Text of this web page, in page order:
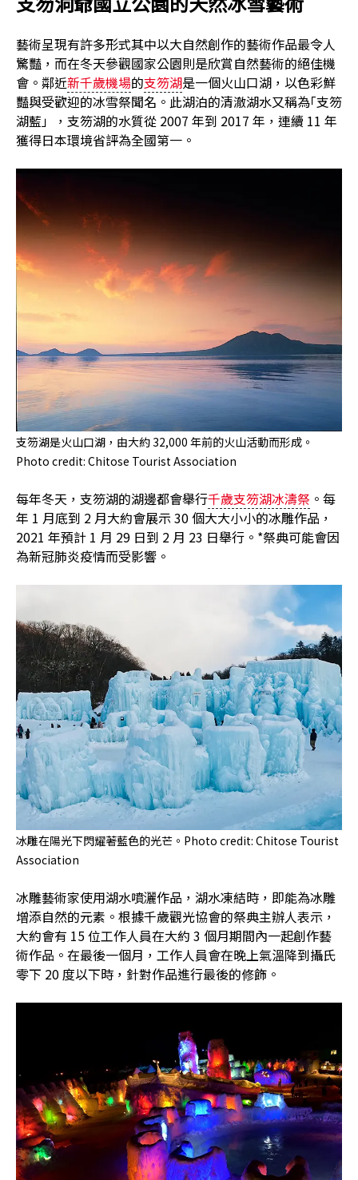
藝術呈現有許多形式其中以大自然創作的藝術作品最令人
驚豔，而在冬天參觀國家公園則是欣賞自然藝術的絕佳機
會。鄰近新千歲機場的支笏湖是一個火山口湖，以色彩鮮
豔與受歡迎的冰雪祭聞名。此湖泊的清澈湖水又稱為｢支笏
湖藍」，支笏湖的水質從 2007 年到 2017 年，連續 11 年
獲得日本環境省評為全國第一。
支笏湖是火山口湖，由大約 32,000 年前的火山活動而形成。
Photo credit: Chitose Tourist Association
每年冬天，支笏湖的湖邊都會舉行千歲支笏湖冰濤祭。每
年 1 月底到 2 月大約會展示 30 個大大小小的冰雕作品，
2021 年預計 1 月 29 日到 2 月 23 日舉行。*祭典可能會因
為新冠肺炎疫情而受影響。
冰雕在陽光下閃耀著藍色的光芒。Photo credit: Chitose Tourist
Association
冰雕藝術家使用湖水噴灑作品，湖水凍結時，即能為冰雕
增添自然的元素。根據千歲觀光協會的祭典主辦人表示，
大約會有 15 位工作人員在大約 3 個月期間內一起創作藝
術作品。在最後一個月，工作人員會在晚上氣溫降到攝氏
零下 20 度以下時，針對作品進行最後的修飾。